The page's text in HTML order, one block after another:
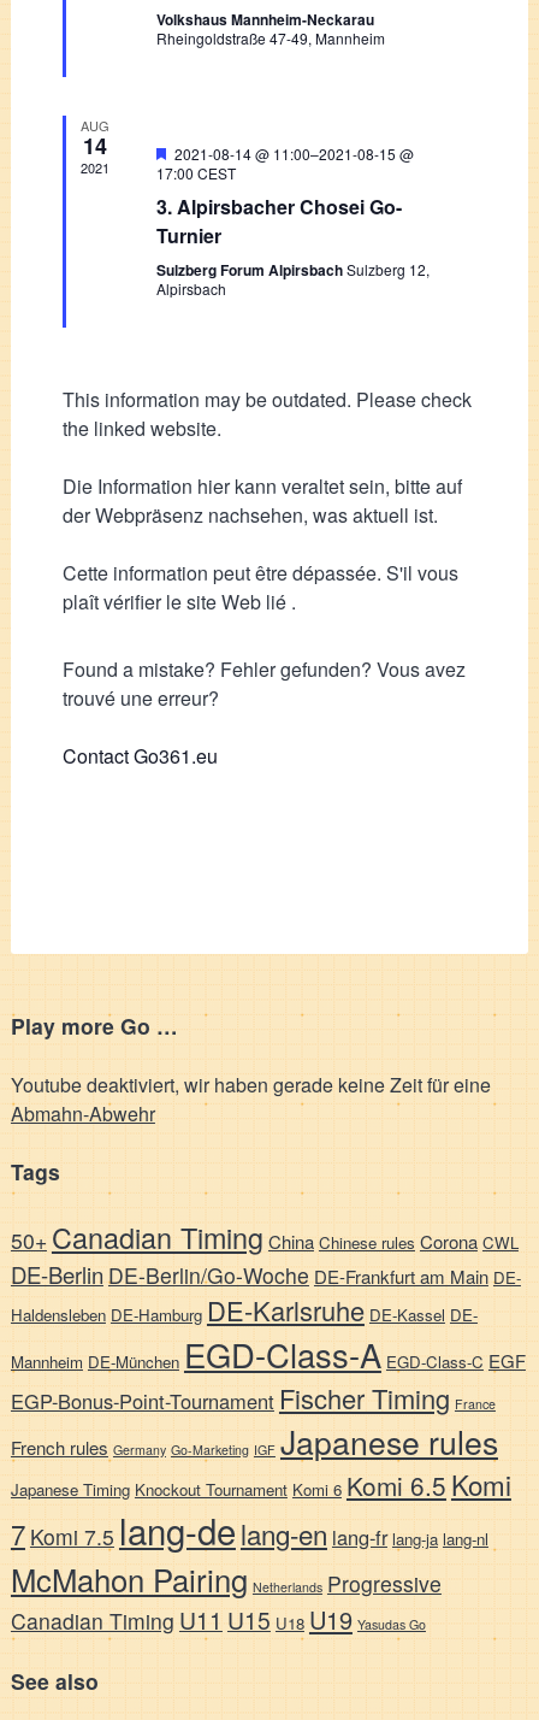
Volkshaus Mannheim-Neckarau
Rheingoldstraße 47-49, Mannheim
AUG
14
2021
Featured
2021-08-14 @ 11:00–2021-08-15 @
17:00 CEST
3. Alpirsbacher Chosei Go-
Turnier
Sulzberg Forum AlpirsbachSulzberg 12,
Alpirsbach
This information may be outdated. Please check
the linked website.
Die Information hier kann veraltet sein, bitte auf
der Webpräsenz nachsehen, was aktuell ist.
Cette information peut être dépassée. S'il vous
plaît vérifier le site Web lié .
Found a mistake? Fehler gefunden? Vous avez
trouvé une erreur?
Contact Go361.eu
Play more Go …
Youtube deaktiviert, wir haben gerade keine Zeit für eine
Abmahn-Abwehr
Tags
50+ Canadian Timing China Chinese rules Corona CWL
DE-Berlin DE-Berlin/Go-Woche DE-Frankfurt am Main DE-
Haldensleben DE-Hamburg DE-Karlsruhe DE-Kassel DE-
Mannheim DE-München EGD-Class-A EGD-Class-C EGF
EGP-Bonus-Point-Tournament Fischer Timing France
French rules Germany Go-Marketing IGF Japanese rules
Japanese Timing Knockout Tournament Komi 6 Komi 6.5Komi
7 Komi 7.5 lang-delang-en lang-fr lang-ja lang-nl
McMahon Pairing Netherlands Progressive
Canadian Timing U11 U15 U18 U19 Yasudas Go
See also